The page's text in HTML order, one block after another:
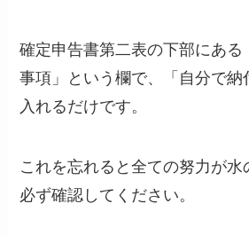
確定申告書第二表の下部にある
事項」という欄で、「自分で納
入れるだけです。
これを忘れると全ての努力が水
必ず確認してください。